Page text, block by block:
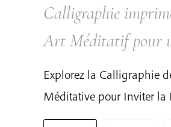
Calligraphie
Art Méditatif pour
Explorez la Calligraphie
Méditative pour Inviter la